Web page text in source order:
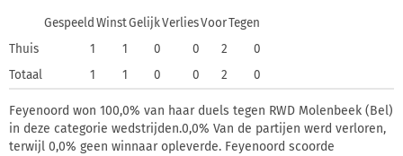
Gespeeld WinstGelijkVerliesVoorTegen
Thuis
1 1 0 0 2
0
Totaal
1 1 0 0 2 0
Feyenoord won 100,0% van haar duels tegen RWD Molenbeek (Bel)
in deze categorie wedstrijden.0,0% Van de partijen werd verloren,
terwijl 0,0% geen winnaar opleverde. Feyenoord scoorde